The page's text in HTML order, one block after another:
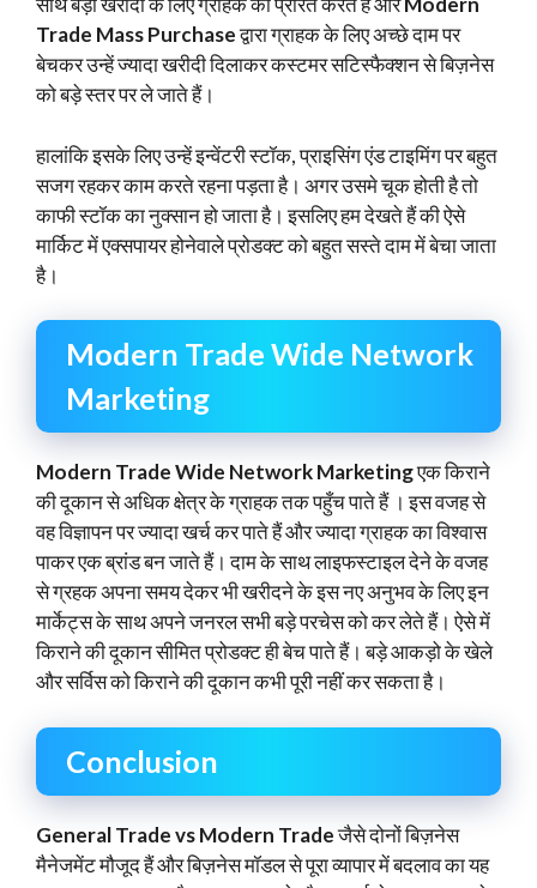
Trade Mass Purchaseद्वारा ग्राहक के लिए अच्छे दाम पर
बेचकर उन्हें ज्यादा खरीदी दिलाकर कस्टमर सटिस्फैक्शन से बिज़नेस
को बड़े स्तर पर ले जाते हैं।
हालांकि इसके लिए उन्हें इन्वेंटरी स्टॉक, प्राइसिंग एंड टाइमिंग पर बहुत
सजग रहकर काम करते रहना पड़ता है। अगर उसमे चूक होती है तो
काफी स्टॉक का नुक्सान हो जाता है। इसलिए हम देखते हैं की ऐसे
मार्किट में एक्सपायर होनेवाले प्रोडक्ट को बहुत सस्ते दाम में बेचा जाता
है।
Modern Trade Wide Network
Marketing
Modern Trade Wide Network Marketingएक किराने
की दूकान से अधिक क्षेत्र के ग्राहक तक पहुँच पाते हैं । इस वजह से
वह विज्ञापन पर ज्यादा खर्च कर पाते हैं और ज्यादा ग्राहक का विश्वास
पाकर एक ब्रांड बन जाते हैं। दाम के साथ लाइफस्टाइल देने के वजह
से ग्रहक अपना समय देकर भी खरीदने के इस नए अनुभव के लिए इन
मार्केट्स के साथ अपने जनरल सभी बड़े परचेस को कर लेते हैं। ऐसे में
किराने की दूकान सीमित प्रोडक्ट ही बेच पाते हैं। बड़े आकड़ो के खेले
और सर्विस को किराने की दूकान कभी पूरी नहीं कर सकता है।
Conclusion
General Trade vs Modern Tradeजैसे दोनों बिज़नेस
मैनेजमेंट मौजूद हैं और बिज़नेस मॉडल से पूरा व्यापार में बदलाव का यह